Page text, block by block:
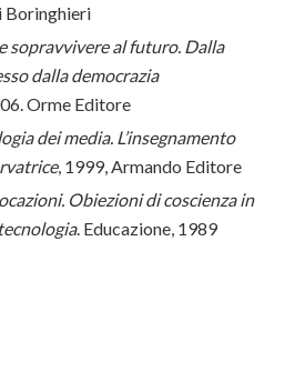
Boringhieri
sopravvivere al futuro. Dalla
dalla democrazia
Orme Editore
dei media. L’insegnamento
, 1999, Armando Editore
Obiezioni di coscienza in
. Educazione, 1989